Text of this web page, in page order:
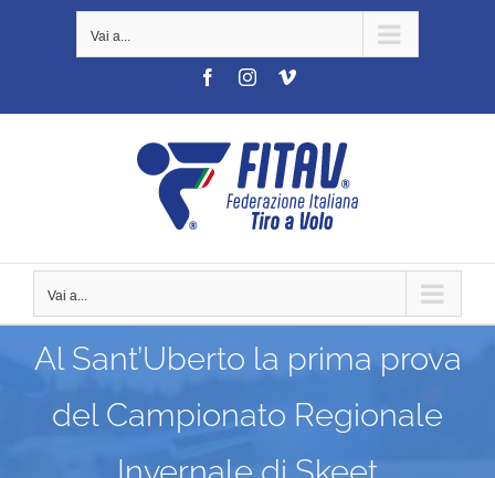
Vai a...
FacebookInstagramVimeo
Vai a...
Al Sant’Uberto la prima prova
del Campionato Regionale